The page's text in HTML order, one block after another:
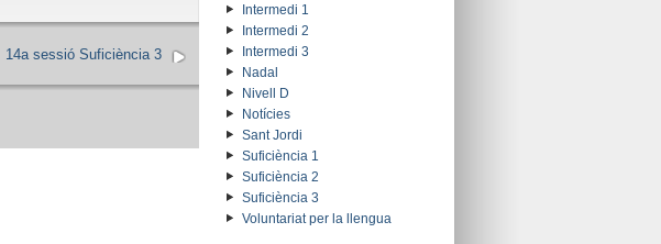
14a sessió Suficiència 3
Intermedi 1
Intermedi 2
Intermedi 3
Nadal
Nivell D
Notícies
Sant Jordi
Suficiència 1
Suficiència 2
Suficiència 3
Voluntariat per la llengua